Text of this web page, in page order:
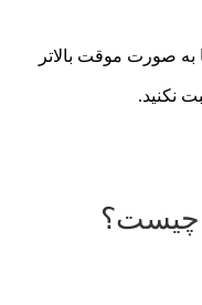
صورت موقت بالاتر
نکنید.
چیست؟